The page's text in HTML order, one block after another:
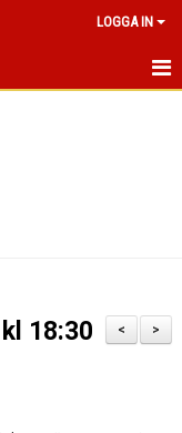
LOGGA IN
>
<
18:30